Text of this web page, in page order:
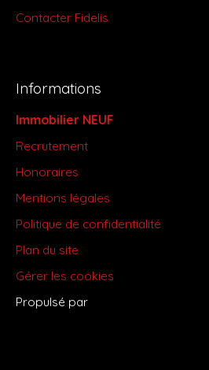
Contacter Fidelis
Informations
Immobilier NEUF
Recrutement
Honoraires
Mentions légales
Politique de confidentialité
Plan du site
Gérer les cookies
Propulsé par